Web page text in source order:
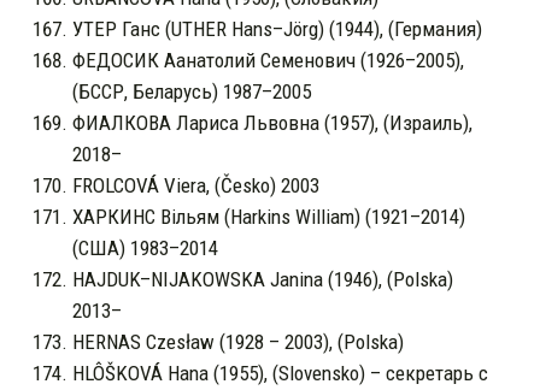
УТЕР Ганс (UTHER Hans–Jörg) (1944), (Германия)
ФЕДОСИК Аанатолий Семенович (1926–2005),
(БССР, Беларусь) 1987–2005
ФИАЛКОВА Лариса Львовна (1957), (Израиль),
2018–
FROLCOVÁ Viera, (Česko) 2003
ХАРКИНС Вільям (Harkins William) (1921–2014)
(США) 1983–2014
HAJDUK–NIJAKOWSKA Janina (1946), (Polska)
2013–
HERNAS Czesław (1928 – 2003), (Polska)
HLÔŠKOVÁ Hana (1955), (Slovensko) – секретарь с